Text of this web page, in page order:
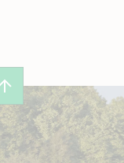
Revenir en haut de